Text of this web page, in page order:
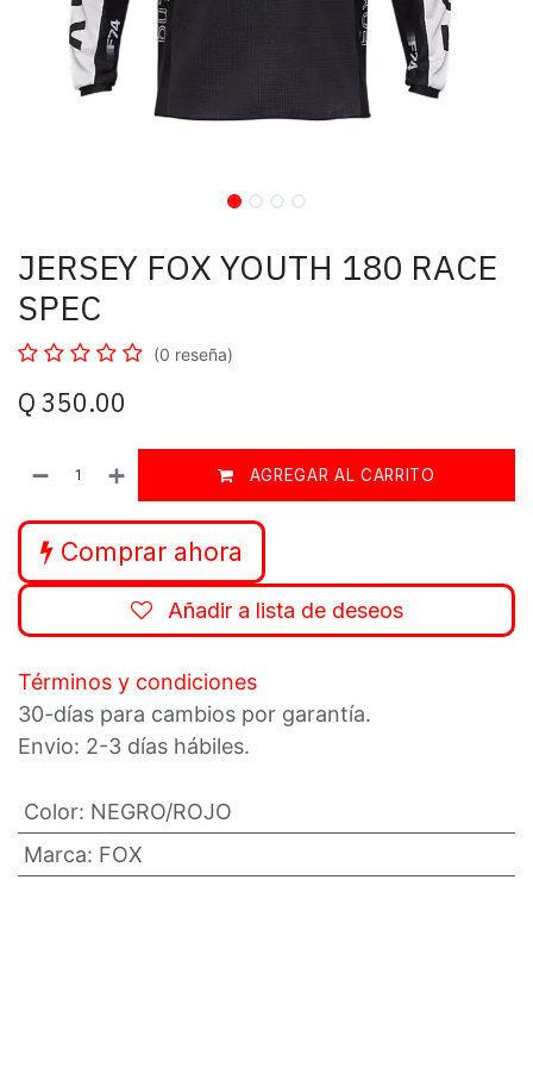
JERSEY FOX YOUTH 180 RACE
SPEC
(0 reseña)
Q 350.00
AGREGAR AL CARRITO
Comprar ahora
Añadir a lista de deseos
Términos y condiciones
30-días para cambios por garantía.
Envio: 2-3 días hábiles.
Color: NEGRO/ROJO
Marca: FOX